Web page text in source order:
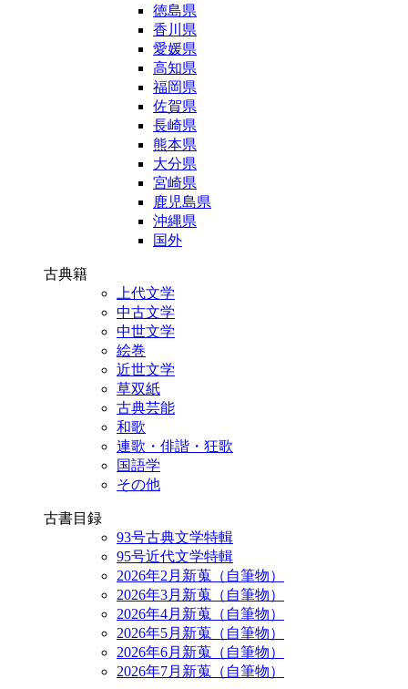
徳島県
香川県
愛媛県
高知県
福岡県
佐賀県
長崎県
熊本県
大分県
宮崎県
鹿児島県
沖縄県
国外
古典籍
上代文学
中古文学
中世文学
絵巻
近世文学
草双紙
古典芸能
和歌
連歌・俳諧・狂歌
国語学
その他
古書目録
93号古典文学特輯
95号近代文学特輯
2026年2月新蒐（自筆物）
2026年3月新蒐（自筆物）
2026年4月新蒐（自筆物）
2026年5月新蒐（自筆物）
2026年6月新蒐（自筆物）
2026年7月新蒐（自筆物）